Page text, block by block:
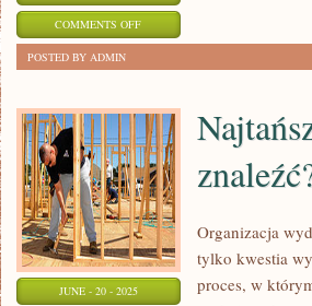
COMMENTS OFFON
NA
OBIEKTYWIE
POSTED BY ADMIN
JUNE - 20 - 2025
Organizacja
tylko kwestia
proces, w